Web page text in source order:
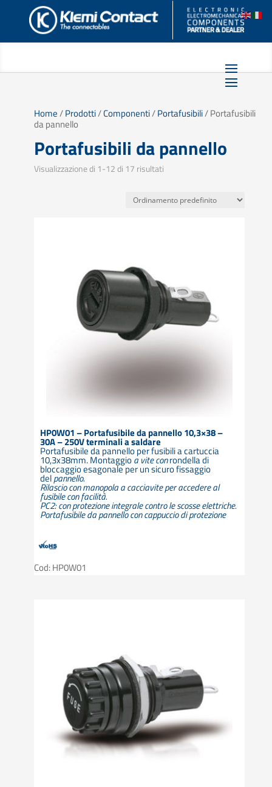
Home/Prodotti/Componenti/Portafusibili/ Portafusibili
da pannello
Portafusibili da pannello
Visualizzazione di 1-12 di 17 risultati
HP0W01 – Portafusibile da pannello 10,3×38 –
30A – 250V terminali a saldare
Portafusibile da pannello per fusibili a cartuccia
10,3x38mm. Montaggioa vite conrondella di
bloccaggio esagonale per un sicuro fissaggio
delpannello.
Rilascio con manopola a cacciavite per accedere al
fusibile con facilità.
PC2: con protezione integrale contro le scosse elettriche.
Portafusibile da pannello con cappuccio di protezione
Cod: HP0W01